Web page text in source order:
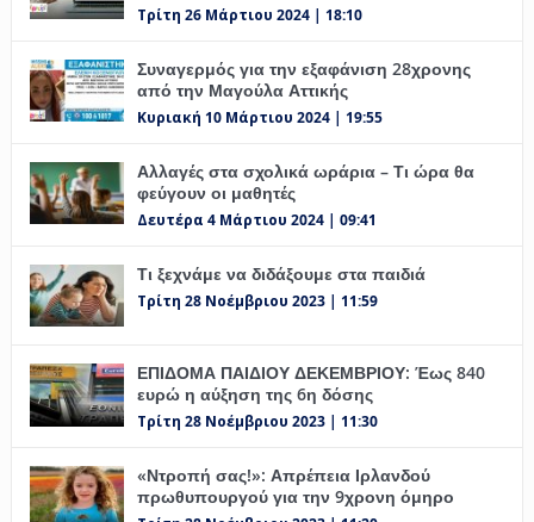
Τρίτη 26 Μάρτιου 2024 | 18:10
Συναγερμός για την εξαφάνιση 28χρονης
από την Μαγούλα Αττικής
Κυριακή 10 Μάρτιου 2024 | 19:55
Αλλαγές στα σχολικά ωράρια – Τι ώρα θα
φεύγουν οι μαθητές
Δευτέρα 4 Μάρτιου 2024 | 09:41
Τι ξεχνάμε να διδάξουμε στα παιδιά
Τρίτη 28 Νοέμβριου 2023 | 11:59
ΕΠΙΔΟΜΑ ΠΑΙΔΙΟΥ ΔΕΚΕΜΒΡΙΟΥ: Έως 840
ευρώ η αύξηση της 6η δόσης
Τρίτη 28 Νοέμβριου 2023 | 11:30
«Ντροπή σας!»: Απρέπεια Ιρλανδού
πρωθυπουργού για την 9χρονη όμηρο